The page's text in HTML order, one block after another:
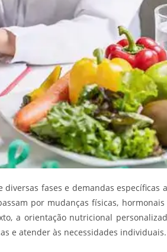
fases e demandas específicas
por mudanças físicas, hormonais
a orientação nutricional
e atender às necessidades individuais.